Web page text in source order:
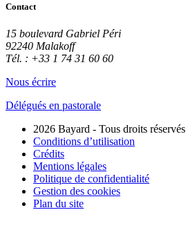
Contact
15 boulevard Gabriel Péri
92240 Malakoff
Tél. : +33 1 74 31 60 60
Nous écrire
Délégués en pastorale
2026 Bayard - Tous droits réservés
Conditions d’utilisation
Crédits
Mentions légales
Politique de confidentialité
Gestion des cookies
Plan du site